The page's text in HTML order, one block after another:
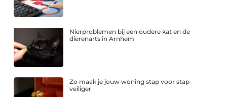
Nierproblemen bij een oudere kat en de
dierenarts in Arnhem
Zo maak je jouw woning stap voor stap
veiliger